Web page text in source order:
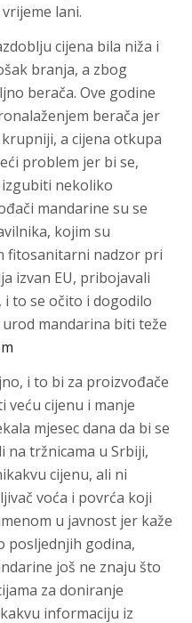
lani.
cijena bila niža i
branja, a zbog
berača. Ove godine
berača jer
a cijena otkupa
problem jer bi se,
nekoliko
mandarine su se
kojim su
fitosanitarni nadzor pri
izvan EU, pribojavali
to se očito i dogodilo
mandarina biti teže
i to bi za proizvođače
cijenu i manje
mjesec dana da bi se
na tržnicama u Srbiji,
cijenu, ali ni
voća i povrća koji
u javnost jer kaže
posljednjih godina,
još ne znaju što
za doniranje
informaciju iz